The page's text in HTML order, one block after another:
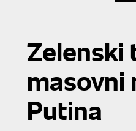
Zelenski
masovni
Putina